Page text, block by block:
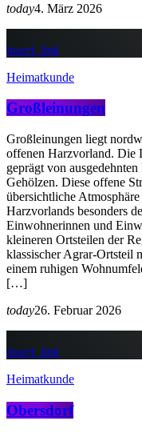
today4. März 2026
insert_link
Heimatkunde
Großleinungen
Großleinungen liegt
offenen Harzvorland. Die
geprägt von
Gehölzen. Diese offene
übersichtliche
Harzvorlands besonders
Einwohnerinnen und
kleineren Ortsteilen der
klassischer Agrar-Ortsteil
einem ruhigen
[…]
today26. Februar 2026
insert_link
Heimatkunde
Obersdorf